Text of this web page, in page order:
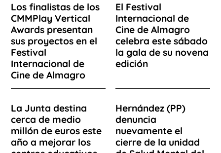
Los finalistas de los
CMMPlay Vertical
Awards presentan
sus proyectos en el
Festival
Internacional de
Cine de Almagro
El Festival
Internacional de
Cine de Almagro
celebra este sábado
la gala de su novena
edición
La Junta destina
cerca de medio
millón de euros este
año a mejorar los
Hernández (PP)
denuncia
nuevamente el
cierre de la unidad